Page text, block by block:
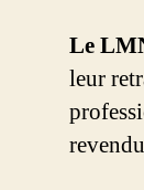
Le
leur